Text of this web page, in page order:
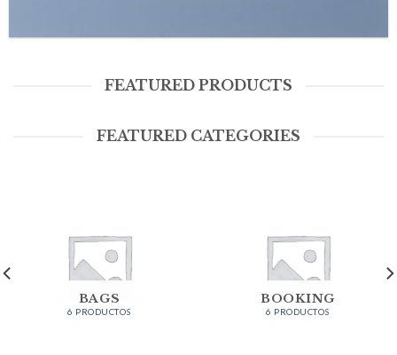
FEATURED PRODUCTS
FEATURED CATEGORIES
BAGS
6 PRODUCTOS
BOOKING
6 PRODUCTOS